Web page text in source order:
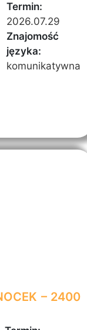
Termin:
2026.07.29
Znajomość
języka:
komunikatywna
– 2400